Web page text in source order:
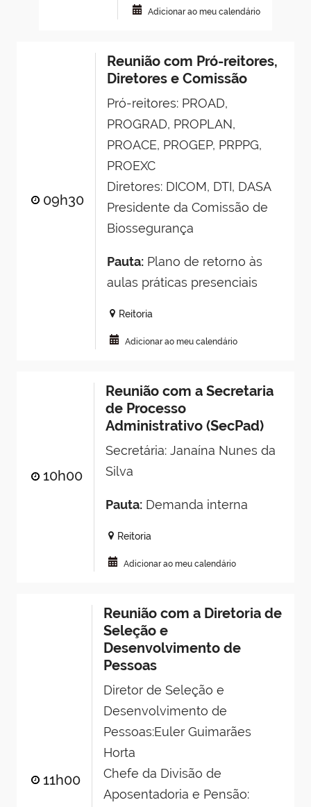
Adicionar ao meu calendário
09h30
Reunião com Pró-reitores,
Diretores e Comissão
Pró-reitores: PROAD,
PROGRAD, PROPLAN,
PROACE, PROGEP, PRPPG,
PROEXC
Diretores: DICOM, DTI, DASA
Presidente da Comissão de
Biossegurança
Pauta:Plano de retorno às
aulas práticas presenciais
Reitoria
Adicionar ao meu calendário
10h00
Reunião com a Secretaria
de Processo
Administrativo (SecPad)
Secretária: Janaína Nunes da
Silva
Pauta:Demanda interna
Reitoria
Adicionar ao meu calendário
11h00
Reunião com a Diretoria de
Seleção e
Desenvolvimento de
Pessoas
Diretor de Seleção e
Desenvolvimento de
Pessoas:Euler Guimarães
Horta
Chefe da Divisão de
Aposentadoria e Pensão: